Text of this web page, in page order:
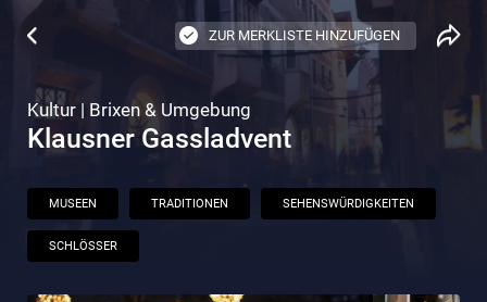
ZUR MERKLISTE HINZUFÜGEN
Kultur | Brixen & Umgebung
Klausner Gassladvent
MUSEEN TRADITIONEN SEHENSWÜRDIGKEITEN
SCHLÖSSER